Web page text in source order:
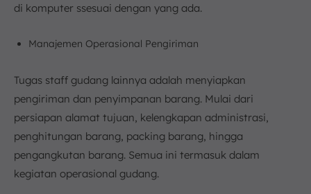
di komputer ssesuai dengan yang ada.
Manajemen Operasional Pengiriman
Tugas staff gudang lainnya adalah menyiapkan
pengiriman dan penyimpanan barang. Mulai dari
persiapan alamat tujuan, kelengkapan administrasi,
penghitungan barang, packing barang, hingga
pengangkutan barang. Semua ini termasuk dalam
kegiatan operasional gudang.